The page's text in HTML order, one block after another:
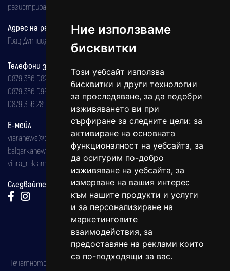
Ние използваме
бисквитки
Този уебсайт използва
бисквитки и други технологии
за проследяване, за да подобри
изживяването ви при
сърфиране за следните цели: за
активиране на основната
функционалност на уебсайта, за
да осигурим по-добро
изживяване на уебсайта, за
измерване на вашия интерес
към нашите продукти и услуги
и за персонализиране на
маркетинговите
взаимодействия, за
предоставяне на реклами които
са по-подходящи за вас.
регистрирана на 08.05.2002 година.
Адрес на редакцията
Град Дупница, ул.''Христо Ботев" 43
Телефони за реклама и абонаменти
0879 356 082
0879 356 098
0879 356 289
Е-мейл
viaranews@gmail.com
balgarkanews@gmail.com
viara_reklama@mail.bg
Следвайте ни:
Печатното издание на вестника е регистрирано в националния